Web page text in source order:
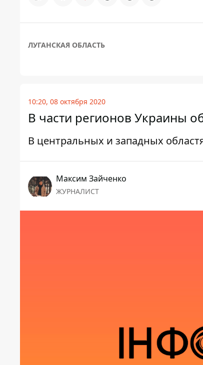
ЛУГАНСКАЯ ОБЛАСТЬ
10:20, 08 октября 2020
В части регионов Украины
В центральных и западных
Максим Зайченко
ЖУРНАЛИСТ